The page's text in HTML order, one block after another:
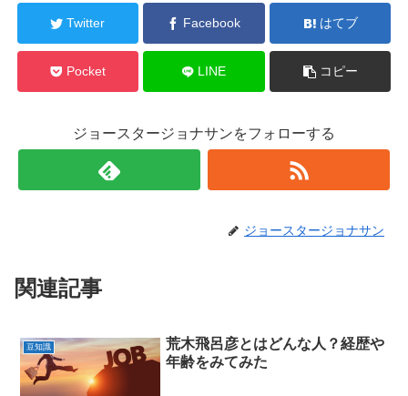
Twitter Facebook はてブ
Pocket LINE コピー
ジョースタージョナサンをフォローする
ジョースタージョナサン
関連記事
豆知識
荒木飛呂彦とはどんな人？経歴や
年齢をみてみた